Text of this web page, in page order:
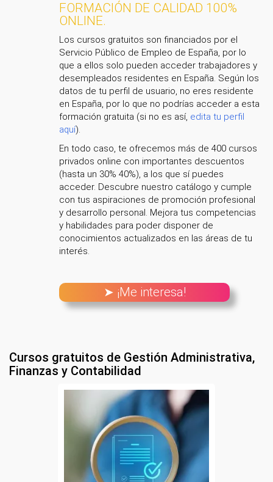
FORMACIÓN DE CALIDAD 100%
ONLINE.
Los cursos gratuitos son financiados por el
Servicio Público de Empleo de España, por lo
que a ellos solo pueden acceder trabajadores y
desempleados residentes en España. Según los
datos de tu perfil de usuario, no eres residente
en España, por lo que no podrías acceder a esta
formación gratuita (si no es así, edita tu perfil
aquí).
En todo caso, te ofrecemos más de 400 cursos
privados online con importantes descuentos
(hasta un 30% 40%), a los que sí puedes
acceder. Descubre nuestro catálogo y cumple
con tus aspiraciones de promoción profesional
y desarrollo personal. Mejora tus competencias
y habilidades para poder disponer de
conocimientos actualizados en las áreas de tu
interés.
➤ ¡Me interesa!
Cursos gratuitos de Gestión Administrativa,
Finanzas y Contabilidad